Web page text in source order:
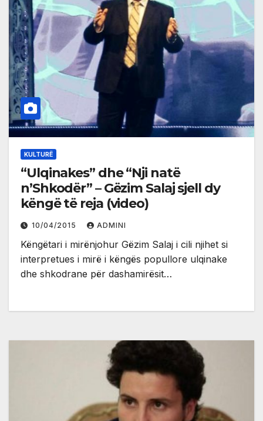
KULTURË
“Ulqinakes” dhe “Nji natë
n’Shkodër” – Gëzim Salaj sjell dy
këngë të reja (video)
10/04/2015 ADMINI
Këngëtari i mirënjohur Gëzim Salaj i cili njihet si
interpretues i mirë i këngës popullore ulqinake
dhe shkodrane për dashamirësit…